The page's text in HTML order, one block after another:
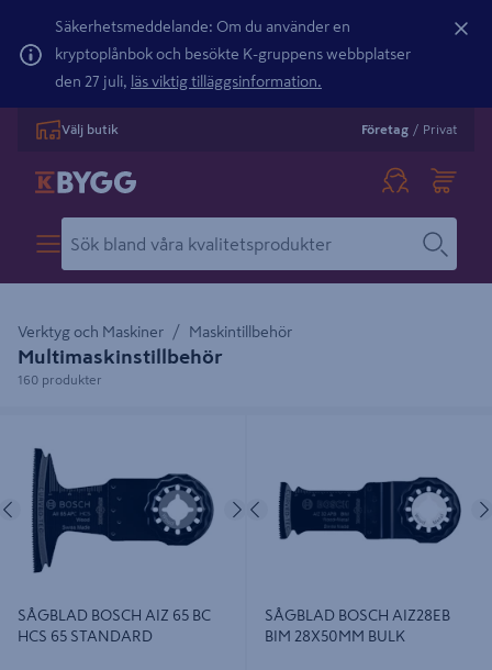
Säkerhetsmeddelande: Om du använder en
kryptoplånbok och besökte K-gruppens webbplatser
den 27 juli, läs viktig tilläggsinformation.
Välj butik Företag / Privat
Verktyg och Maskiner Maskintillbehör
Multimaskinstillbehör
160 produkter
65 STANDARD
Föregående Nästa
SÅGBLAD BOSCH AIZ 65 BC
HCS 65 STANDARD
Föregående
SÅGBLAD BOSCH AIZ28EB
BIM 28X50MM BULK